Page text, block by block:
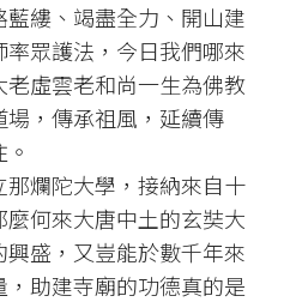
縷、竭盡全力、開山建
眾護法，今日我們哪來
虛雲老和尚一生為佛教
，傳承祖風，延續傳
爛陀大學，接納來自十
何來大唐中土的玄奘大
盛，又豈能於數千年來
助建寺廟的功德真的是